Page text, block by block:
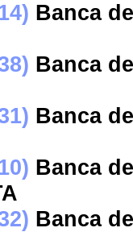
Banca
Banca
Banca
Banca
Banca